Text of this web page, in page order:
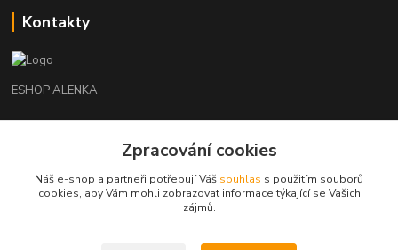
Kontakty
ESHOP ALENKA
+420602541312
orechovka@inmes.cz
Zpracování cookies
Náš e-shop a partneři potřebují Váš souhlas s použitím souborů
cookies, aby Vám mohli zobrazovat informace týkající se Vašich
zájmů.